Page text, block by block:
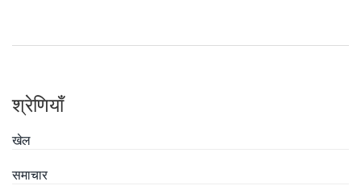
श्रेणियाँ
खेल
समाचार